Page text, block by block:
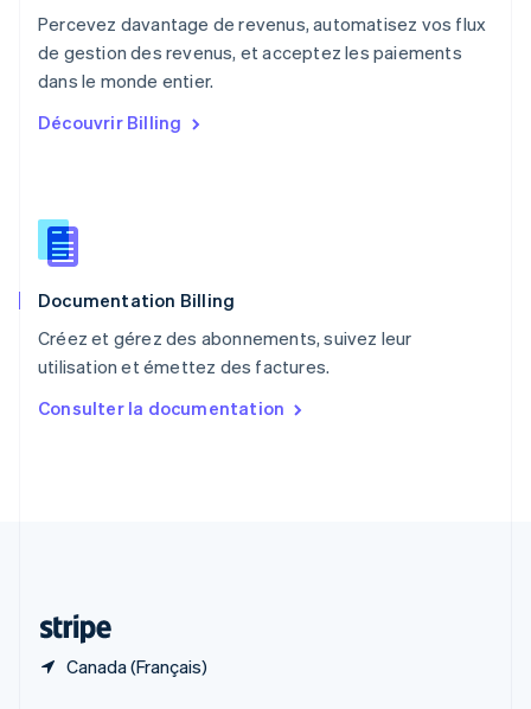
Percevez davantage de revenus, automatisez vos flux
de gestion des revenus, et acceptez les paiements
dans le monde entier.
Découvrir Billing
Documentation Billing
Créez et gérez des abonnements, suivez leur
utilisation et émettez des factures.
Consulter la documentation
Canada (Français)
NederlandsEnglish
Pologne
English
Português English
English
Roumanie
Royaume-Uni
Singapour
English 简体中文
English